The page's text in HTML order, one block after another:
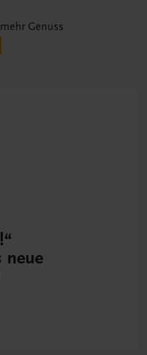
Genuss
neue